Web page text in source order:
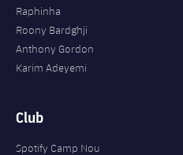
Raphinha
Roony Bardghji
Anthony Gordon
Karim Adeyemi
Club
Spotify Camp Nou